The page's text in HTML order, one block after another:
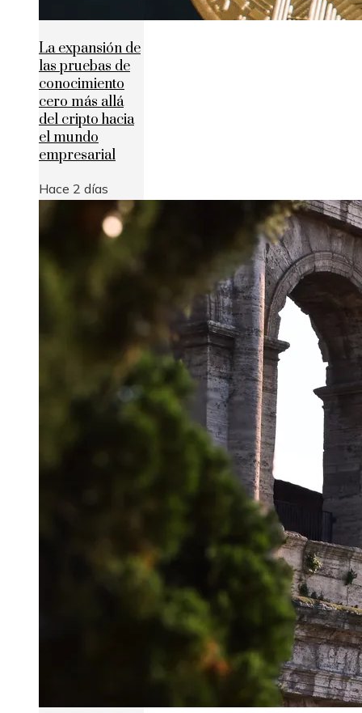
La expansión de
las pruebas de
conocimiento
cero más allá
del cripto hacia
el mundo
empresarial
Hace 2 días